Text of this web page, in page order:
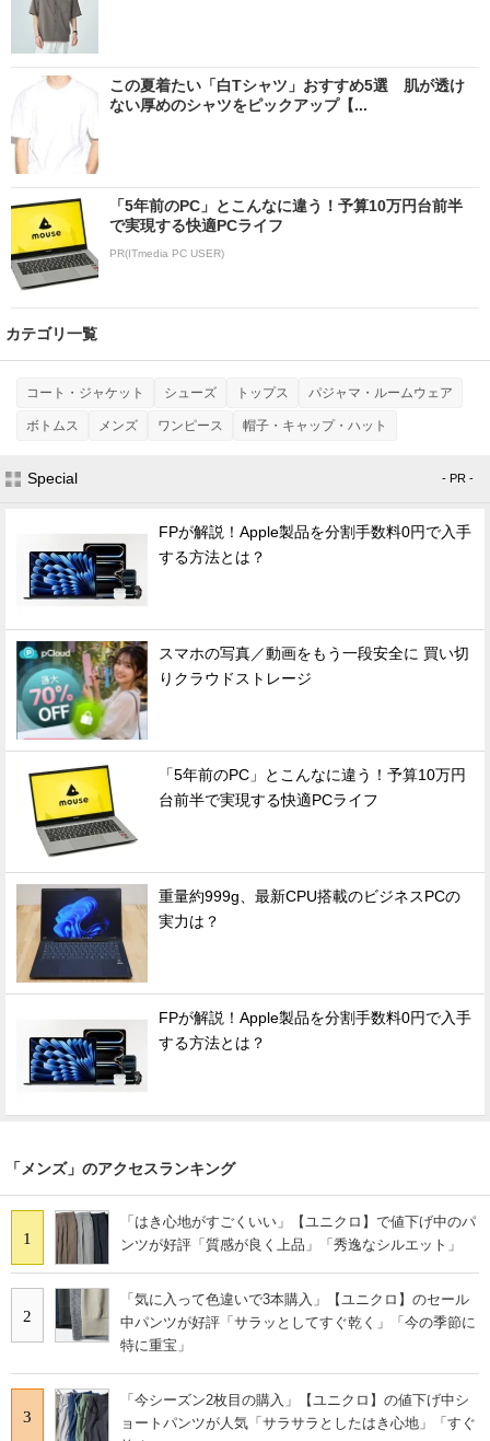
この夏着たい「白Tシャツ」おすすめ5選 肌が透け
ない厚めのシャツをピックアップ【...
「5年前のPC」とこんなに違う！予算10万円台前半
で実現する快適PCライフ
PR(ITmedia PC USER)
カテゴリ一覧
コート・ジャケット シューズ トップス パジャマ・ルームウェア
ボトムス メンズ ワンピース 帽子・キャップ・ハット
Special - PR -
FPが解説！Apple製品を分割手数料0円で入手
する方法とは？
スマホの写真／動画をもう一段安全に 買い切
りクラウドストレージ
「5年前のPC」とこんなに違う！予算10万円
台前半で実現する快適PCライフ
重量約999g、最新CPU搭載のビジネスPCの
実力は？
FPが解説！Apple製品を分割手数料0円で入手
する方法とは？
「メンズ」のアクセスランキング
1
「はき心地がすごくいい」【ユニクロ】で値下げ中のパ
ンツが好評「質感が良く上品」「秀逸なシルエット」
2
「気に入って色違いで3本購入」【ユニクロ】のセール
中パンツが好評「サラッとしてすぐ乾く」「今の季節に
特に重宝」
3
「今シーズン2枚目の購入」【ユニクロ】の値下げ中シ
ョートパンツが人気「サラサラとしたはき心地」「すぐ